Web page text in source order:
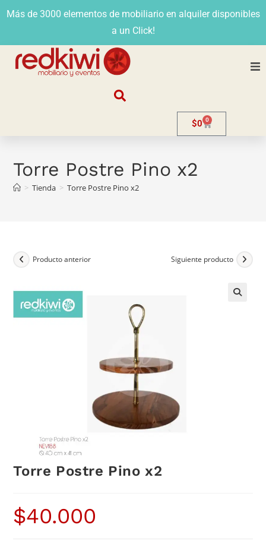
Más de 3000 elementos de mobiliario en alquiler disponibles
a un Click!
Contacto
$0 0
Torre Postre Pino x2
> Tienda > Torre Postre Pino x2
Producto anterior Siguiente producto
Torre Postre Pino x2
$40.000